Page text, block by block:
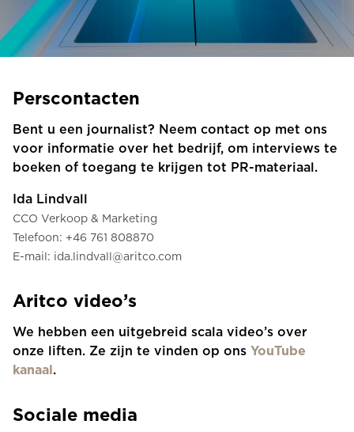
Bestel een Digital HomeKit
Vraag om een prijsraming
Aanmelden voor nieuwsbrief
FAQ
Neem contact op
Perscontacten
Bent u een journalist? Neem contact op met ons
voor informatie over het bedrijf, om interviews te
boeken of toegang te krijgen tot PR-materiaal.
Ida Lindvall
CCO Verkoop & Marketing
Telefoon: +46 761 808870
E-mail: ida.lindvall@aritco.com
Aritco video’s
We hebben een uitgebreid scala video’s over
onze liften. Ze zijn te vinden op ons YouTube
kanaal.
Sociale media